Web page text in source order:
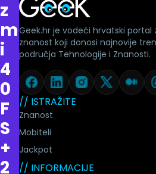
z
m
i
4
0
F
S
+
2
// ISTRAŽITE
Znanost
Mobiteli
Jackpot
// INFORMACIJE
Geek.hr je vodeći hrvatski portal
znanost koji donosi najnovije
područja Tehnologije i Znanosti.